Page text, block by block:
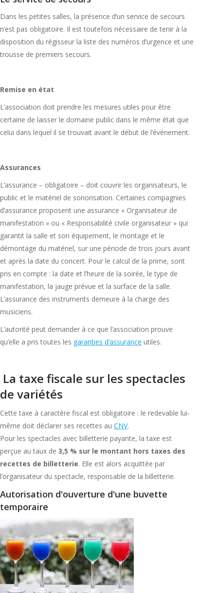
Dans les petites salles, la présence d’un service de secours
n’est pas obligatoire. Il est toutefois nécessaire de tenir à la
disposition du régisseur la liste des numéros d’urgence et une
trousse de premiers secours.
Remise en état
L’association doit prendre les mesures utiles pour être
certaine de laisser le domaine public dans le même état que
celui dans lequel il se trouvait avant le début de l’événement.
Assurances
L’assurance – obligatoire – doit couvrir les organisateurs, le
public et le matériel de sonorisation. Certaines compagnies
d’assurance proposent une assurance « Organisateur de
manifestation » ou « Responsabilité civile organisateur » qui
garantit la salle et son équipement, le montage et le
démontage du matériel, sur une période de trois jours avant
et après la date du concert. Pour le calcul de la prime, sont
pris en compte : la date et l’heure de la soirée, le type de
manifestation, la jauge prévue et la surface de la salle.
L’assurance des instruments demeure à la charge des
musiciens.
L’autorité peut demander à ce que l’association prouve
qu’elle a pris toutes les garanties d’assurance utiles.
La taxe fiscale sur les spectacles
de variétés
Cette taxe à caractère fiscal est obligatoire : le redevable lui-
même doit déclarer ses recettes au CNV.
Pour les spectacles avec billetterie payante, la taxe est
perçue au taux de 3,5 % sur le montant hors taxes des
recettes de billetterie. Elle est alors acquittée par
l’organisateur du spectacle, responsable de la billetterie.
Autorisation d'ouverture d'une buvette
temporaire